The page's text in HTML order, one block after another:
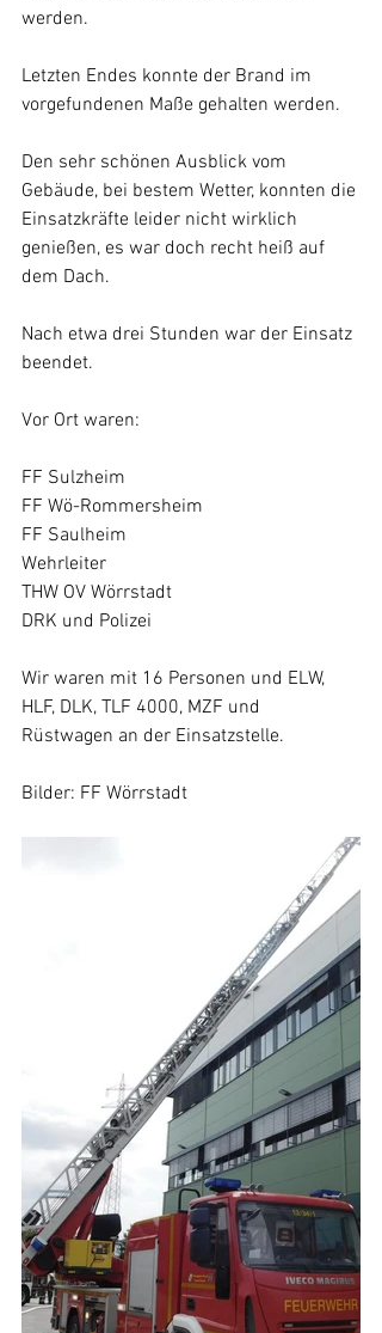
werden.
Letzten Endes konnte der Brand im
vorgefundenen Maße gehalten werden.
Den sehr schönen Ausblick vom
Gebäude, bei bestem Wetter, konnten die
Einsatzkräfte leider nicht wirklich
genießen, es war doch recht heiß auf
dem Dach.
Nach etwa drei Stunden war der Einsatz
beendet.
Vor Ort waren:
FF Sulzheim
FF Wö-Rommersheim
FF Saulheim
Wehrleiter
THW OV Wörrstadt
DRK und Polizei
Wir waren mit 16 Personen und ELW,
HLF, DLK, TLF 4000, MZF und
Rüstwagen an der Einsatzstelle.
Bilder: FF Wörrstadt